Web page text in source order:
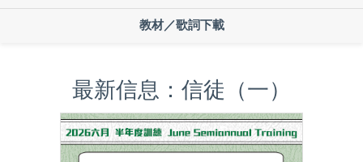
教材／歌詞下載
最新信息：信徒（一）